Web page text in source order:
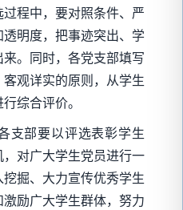
程中，要对照条件、严
明度，把事迹突出、学
。同时，各党支部填写
观详实的原则，从学生
综合评价。
支部要以评选表彰学生
对广大学生党员进行一
掘、大力宣传优秀学生
励广大学生群体，努力